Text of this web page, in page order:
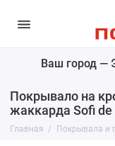
Ваш город —
Покрывало на
жаккарда Sofi de
Главная Покрывала и